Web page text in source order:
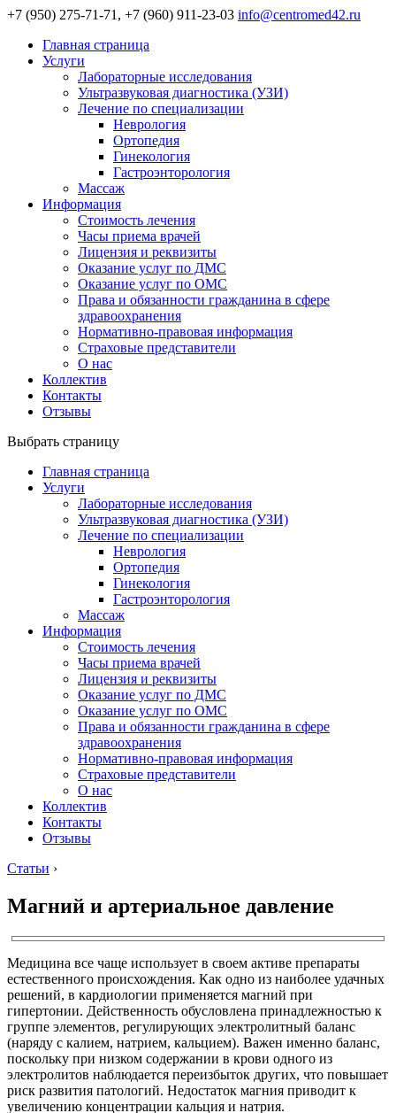
+7 (950) 275-71-71, +7 (960) 911-23-03 info@centromed42.ru
Главная страница
Услуги
Лабораторные исследования
Ультразвуковая диагностика (УЗИ)
Лечение по специализации
Неврология
Ортопедия
Гинекология
Гастроэнторология
Массаж
Информация
Стоимость лечения
Часы приема врачей
Лицензия и реквизиты
Оказание услуг по ДМС
Оказание услуг по ОМС
Права и обязанности гражданина в сфере
здравоохранения
Нормативно-правовая информация
Страховые представители
О нас
Коллектив
Контакты
Отзывы
Выбрать страницу
Главная страница
Услуги
Лабораторные исследования
Ультразвуковая диагностика (УЗИ)
Лечение по специализации
Неврология
Ортопедия
Гинекология
Гастроэнторология
Массаж
Информация
Стоимость лечения
Часы приема врачей
Лицензия и реквизиты
Оказание услуг по ДМС
Оказание услуг по ОМС
Права и обязанности гражданина в сфере
здравоохранения
Нормативно-правовая информация
Страховые представители
О нас
Коллектив
Контакты
Отзывы
Статьи ›
Магний и артериальное давление
Медицина все чаще использует в своем активе препараты
естественного происхождения. Как одно из наиболее удачных
решений, в кардиологии применяется магний при
гипертонии. Действенность обусловлена принадлежностью к
группе элементов, регулирующих электролитный баланс
(наряду с калием, натрием, кальцием). Важен именно баланс,
поскольку при низком содержании в крови одного из
электролитов наблюдается переизбыток других, что повышает
риск развития патологий. Недостаток магния приводит к
увеличению концентрации кальция и натрия.